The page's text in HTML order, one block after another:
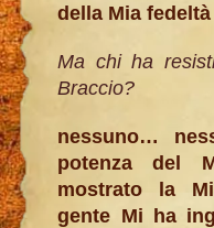
della Mia
Ma chi ha
Braccio?
nessuno…
potenza del
mostrato la
gente Mi ha